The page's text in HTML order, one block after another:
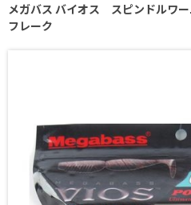
メガバス バイオス スピンドルワ
フレーク